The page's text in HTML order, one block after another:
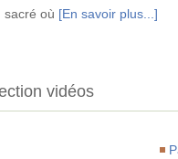
sacré où [En savoir plus...]
vidéos